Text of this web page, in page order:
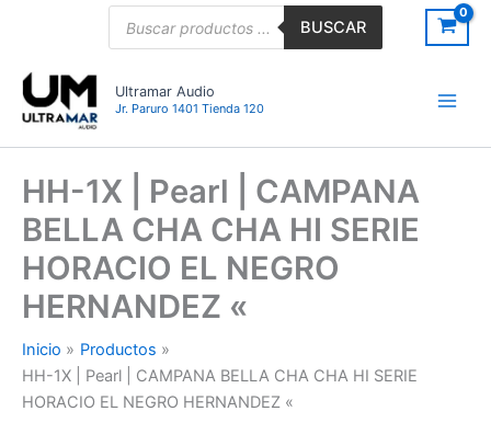
BUSCAR
Ultramar Audio
Jr. Paruro 1401 Tienda 120
HH-1X | Pearl | CAMPANA
BELLA CHA CHA HI SERIE
HORACIO EL NEGRO
HERNANDEZ «
Inicio
Productos
HH-1X | Pearl | CAMPANA BELLA CHA CHA HI SERIE
HORACIO EL NEGRO HERNANDEZ «